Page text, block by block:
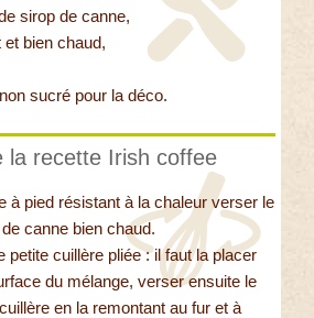
sirop de canne,
bien chaud,
sucré pour la déco.
la recette Irish coffee
à pied résistant à la chaleur verser le
canne bien chaud.
petite cuillère pliée : il faut la placer
du mélange, verser ensuite le
en la remontant au fur et à